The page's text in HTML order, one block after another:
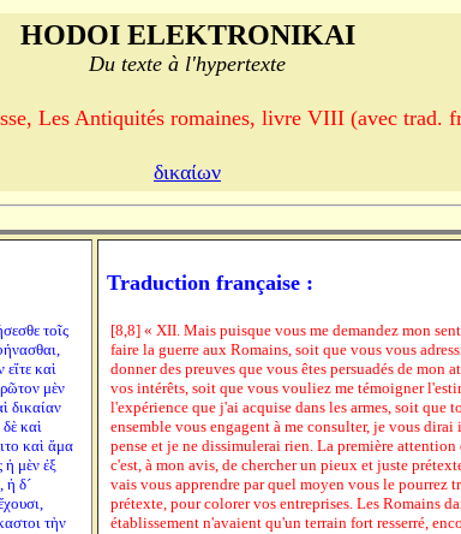
HODOI ELEKTRONIKAI
Du texte à l'hypertexte
Les Antiquités romaines, livre VIII (avec trad.
δικαίων
τοῖς
εἴτε καὶ
μὲν
δικαίαν
καὶ
καὶ ἅμα
μὲν ἐξ
ἡ δ´
τὴν
Traduction française :
[8,8] « XII. Mais puisque vous me demandez mon
faire la guerre aux Romains, soit que vous vous
donner des preuves que vous êtes persuadés de mon
vos intérêts, soit que vous vouliez me témoigner
l'expérience que j'ai acquise dans les armes, soit que
ensemble vous engagent à me consulter, je vous
pense et je ne dissimulerai rien. La première
c'est, à mon avis, de chercher un pieux et juste
vais vous apprendre par quel moyen vous le pourrez
prétexte, pour colorer vos entreprises. Les Romains
établissement n'avaient qu'un terrain fort resserré,